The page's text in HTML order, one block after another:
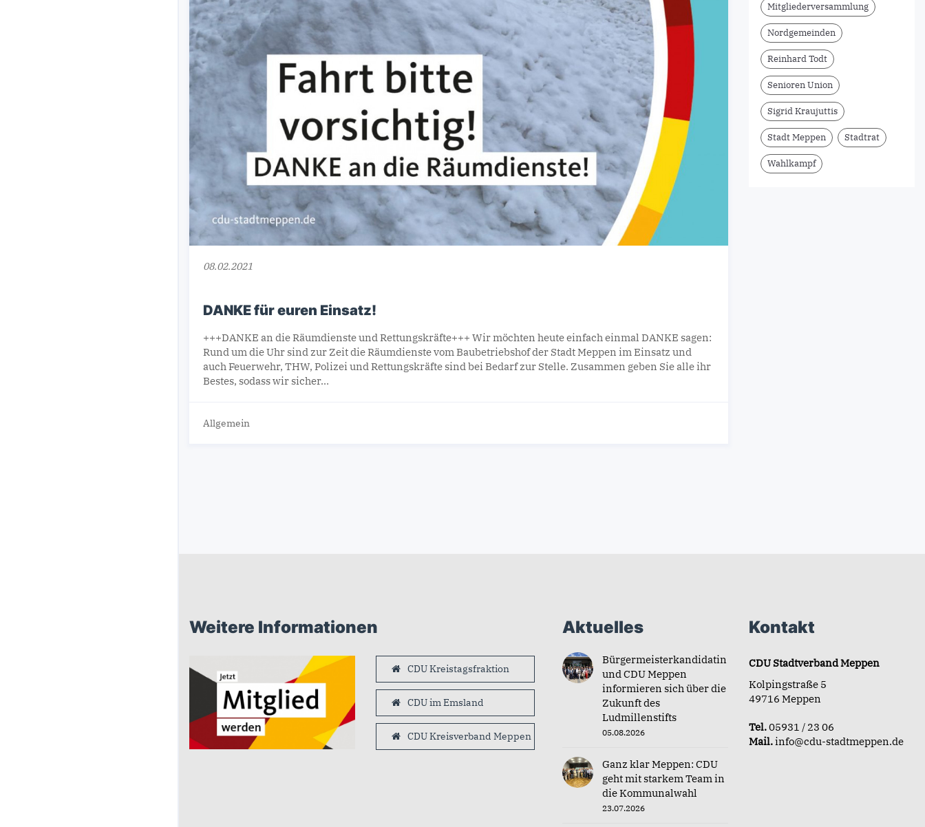
08.02.2021
DANKE für euren Einsatz!
+++DANKE an die Räumdienste und Rettungskräfte+++ Wir möchten heute einfach einmal DANKE sagen:
Rund um die Uhr sind zur Zeit die Räumdienste vom Baubetriebshof der Stadt Meppen im Einsatz und
auch Feuerwehr, THW, Polizei und Rettungskräfte sind bei Bedarf zur Stelle. Zusammen geben Sie alle ihr
Bestes, sodass wir sicher…
Allgemein
Mitgliederversammlung
Nordgemeinden
Reinhard Todt
Senioren Union
Sigrid Kraujuttis
Stadt Meppen Stadtrat
Wahlkampf
Weitere Informationen
CDU Kreistagsfraktion
CDU im Emsland
CDU Kreisverband Meppen
Aktuelles
Bürgermeisterkandidatin
und CDU Meppen
informieren sich über die
Zukunft des
Ludmillenstifts
05.08.2026
Ganz klar Meppen: CDU
geht mit starkem Team in
die Kommunalwahl
23.07.2026
Kontakt
CDU Stadtverband Meppen
Kolpingstraße 5
49716 Meppen
Tel.05931 / 23 06
Mail.info@cdu-stadtmeppen.de